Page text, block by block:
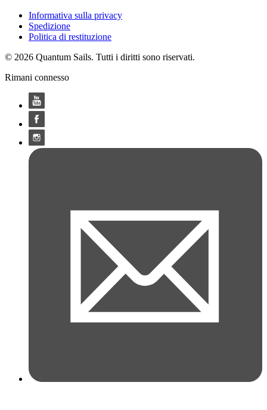
Informativa sulla privacy
Spedizione
Politica di restituzione
© 2026 Quantum Sails. Tutti i diritti sono riservati.
Rimani connesso